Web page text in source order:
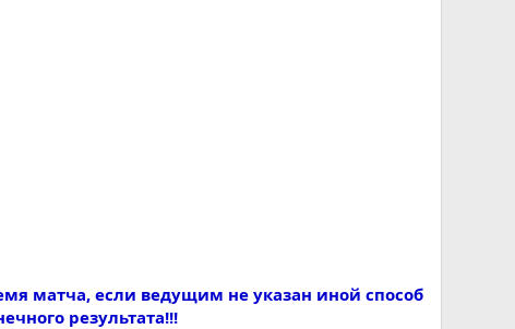
матча, если ведущим не указан иной способ
результата!!!